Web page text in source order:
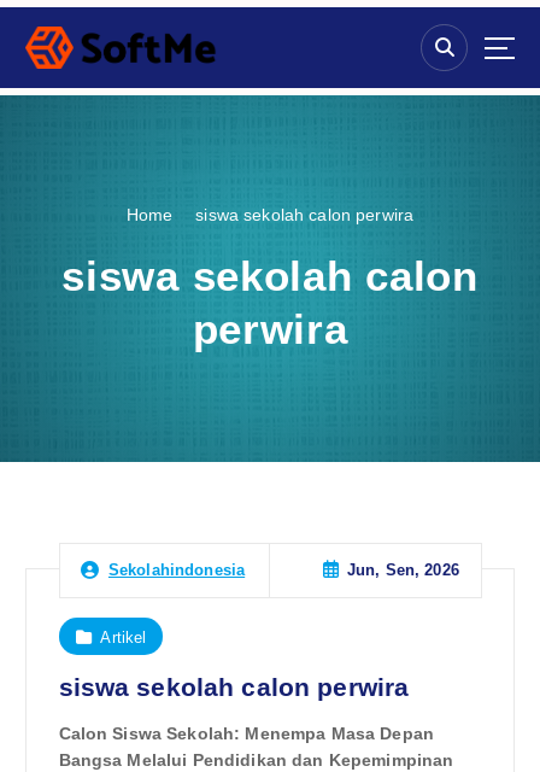
S
p
Home siswa sekolah calon perwira
siswa sekolah calon
perwira
Sekolahindonesia Jun, Sen, 2026
Artikel
siswa sekolah calon perwira
Calon Siswa Sekolah: Menempa Masa Depan
Bangsa Melalui Pendidikan dan Kepemimpinan